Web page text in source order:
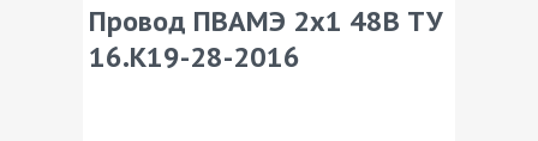
Провод ПВАМЭ 2х1 48В ТУ
16.К19-28-2016